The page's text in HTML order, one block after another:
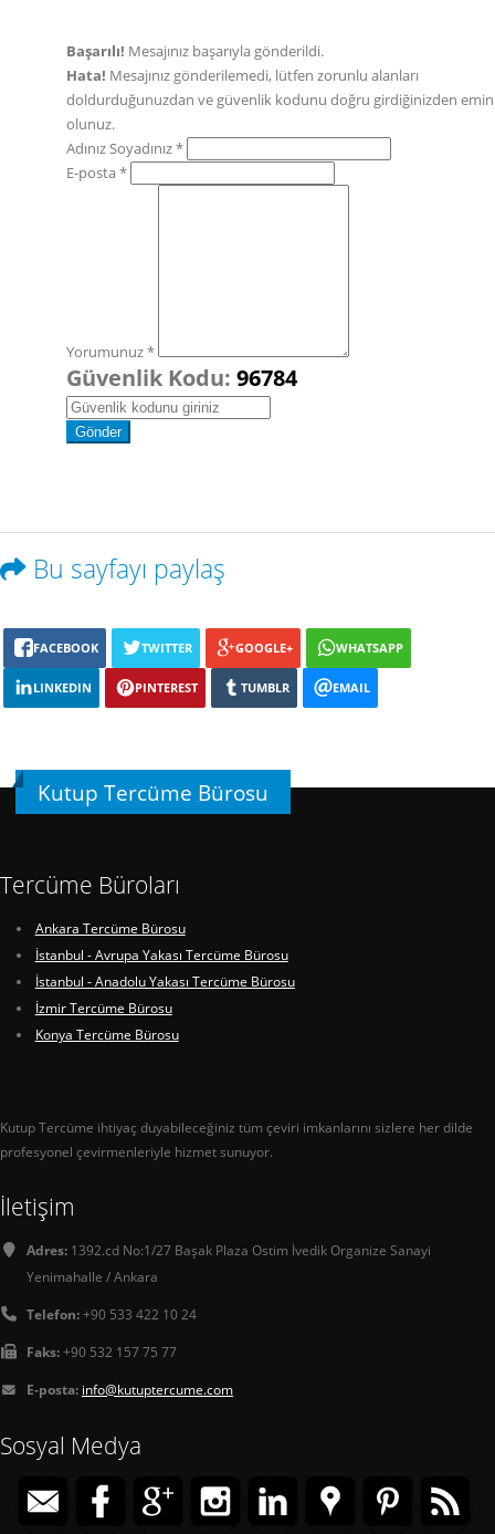
Başarılı! Mesajınız başarıyla gönderildi.
Hata! Mesajınız gönderilemedi, lütfen zorunlu alanları
doldurduğunuzdan ve güvenlik kodunu doğru girdiğinizden emin
olunuz.
Adınız Soyadınız *
E-posta *
Yorumunuz *
Güvenlik Kodu: 96784
Bu sayfayı paylaş
FACEBOOK TWITTER GOOGLE+ WHATSAPP
LINKEDIN PINTEREST TUMBLR EMAIL
Kutup Tercüme Bürosu
Tercüme Büroları
Ankara Tercüme Bürosu
İstanbul - Avrupa Yakası Tercüme Bürosu
İstanbul - Anadolu Yakası Tercüme Bürosu
İzmir Tercüme Bürosu
Konya Tercüme Bürosu
Kutup Tercüme ihtiyaç duyabileceğiniz tüm çeviri imkanlarını sizlere her dilde
profesyonel çevirmenleriyle hizmet sunuyor.
İletişim
Adres: 1392.cd No:1/27 Başak Plaza Ostim İvedik Organize Sanayi
Yenimahalle / Ankara
Telefon:+90 533 422 10 24
Faks:+90 532 157 75 77
E-posta: info@kutuptercume.com
Sosyal Medya